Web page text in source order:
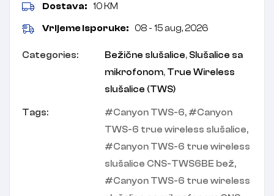
Dostava: 10 KM
Vrijeme isporuke: 08 - 15 aug, 2026
Categories: Bežične slušalice, Slušalice sa
mikrofonom, True Wireless
slušalice (TWS)
Tags: Canyon TWS-6,
Canyon
TWS-6 true wireless slušalice,
Canyon TWS-6 true wireless
slušalice CNS-TWS6BE bež,
Canyon TWS-6 true wireless